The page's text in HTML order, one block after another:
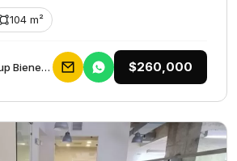
104 m²
Galceb Group Bienes Raices $260,000